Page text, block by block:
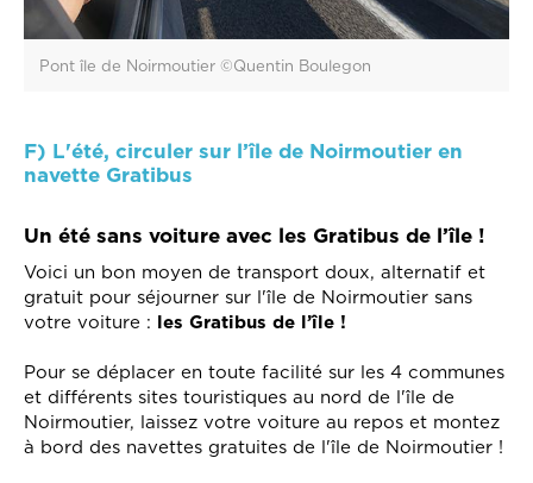
Pont île de Noirmoutier ©Quentin Boulegon
F) L'été, circuler sur l’île de Noirmoutier en
navette Gratibus
Un été sans voiture avec les Gratibus de l’île !
Voici un bon moyen de transport doux, alternatif et
gratuit pour séjourner sur l'île de Noirmoutier sans
votre voiture : les Gratibus de l’île !
Pour se déplacer en toute facilité sur les 4 communes
et différents sites touristiques au nord de l'île de
Noirmoutier, laissez votre voiture au repos et montez
à bord des navettes gratuites de l'île de Noirmoutier !